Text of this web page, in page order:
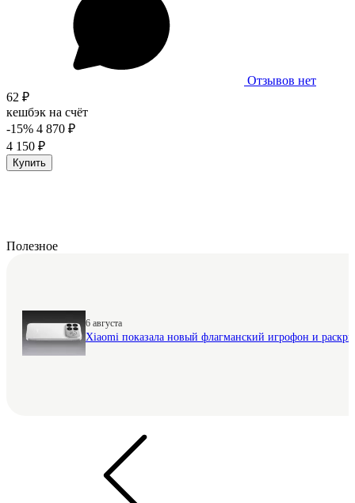
Отзывов нет
62 ₽
кешбэк на счёт
-15% 4 870 ₽
4 150 ₽
Купить
Полезное
6 августа
Xiaomi показала новый флагманский игрофон и